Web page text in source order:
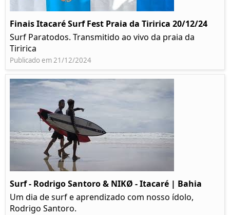
Finais Itacaré Surf Fest Praia da Tiririca 20/12/24
Surf Paratodos. Transmitido ao vivo da praia da
Tiririca
Publicado em 21/12/2024
Surf - Rodrigo Santoro & NIKØ - Itacaré | Bahia
Um dia de surf e aprendizado com nosso ídolo,
Rodrigo Santoro.